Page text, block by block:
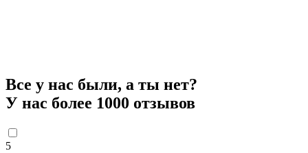
Все у нас были, а ты нет?
У нас более 1000 отзывов
5